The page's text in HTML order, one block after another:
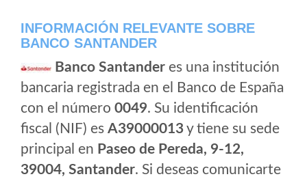
INFORMACIÓN RELEVANTE SOBRE
BANCO SANTANDER
Banco Santander es una institución
bancaria registrada en el Banco de España
con el número 0049. Su identificación
fiscal (NIF) es A39000013y tiene su sede
principal en Paseo de Pereda, 9-12,
39004, Santander. Si deseas comunicarte